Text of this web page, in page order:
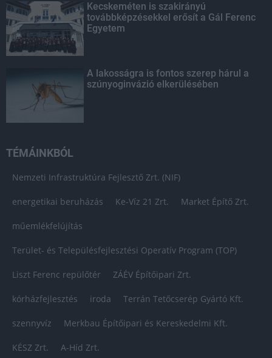
Kecskeméten is szakirányú
továbbképzésekkel erősít a Gál Ferenc
Egyetem
A lakosságra is fontos szerep hárul a
szúnyoginvázió elkerülésében
TÉMÁINKBÓL
Nemzeti Infrastruktúra Fejlesztő Zrt. (NIF)
energetikai beruházás Ke-Víz 21 Zrt. Market Építő Zrt.
műemlékfelújítás
Terület- és Településfejlesztési Operatív Program (TOP)
Liszt Ferenc repülőtér ZÁÉV Építőipari Zrt.
kórházfejlesztés iroda Terrán Tetőcserép Gyártó Kft.
szennyvíz Merkbau Építőipari és Kereskedelmi Kft.
KÉSZ Zrt. A-Híd Zrt.